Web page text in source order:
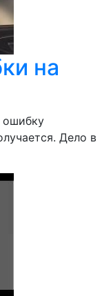
на
ошибку
Дело в